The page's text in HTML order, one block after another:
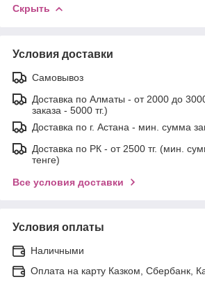
Скрыть
Условия доставки
Самовывоз
Доставка по Алматы - от 2000 до
заказа - 5000 тг.)
Доставка по г. Астана - мин. сумма
Доставка по РК - от 2500 тг. (мин.
тенге)
Все условия доставки
Условия оплаты
Наличными
Оплата на карту Казком, Сбербанк,